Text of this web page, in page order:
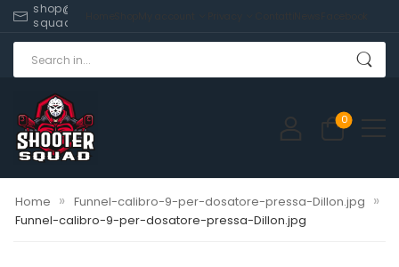
shop@shooter-
squad.com
0
Home » Funnel-calibro-9-per-dosatore-pressa-Dillon.jpg »
Funnel-calibro-9-per-dosatore-pressa-Dillon.jpg